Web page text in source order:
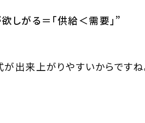
しがる＝「供給＜需要」”
が出来上がりやすいからですね